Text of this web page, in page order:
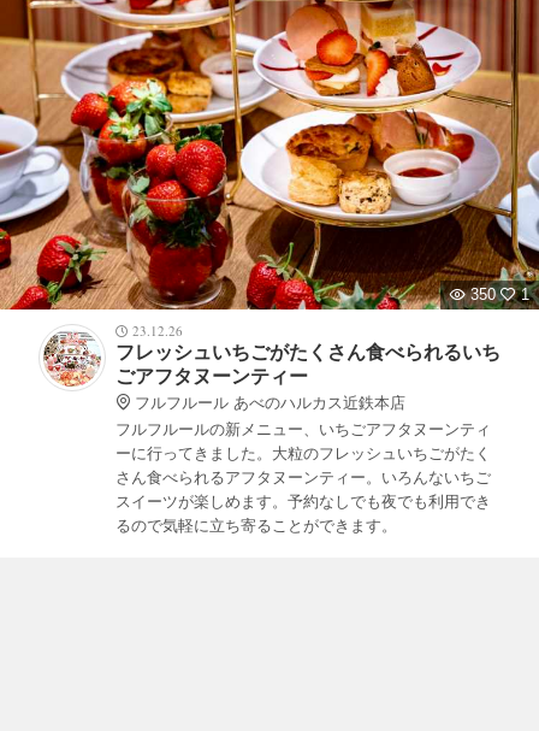
350
1
23.12.26
フレッシュいちごがたくさん食べられるいち
ごアフタヌーンティー
フルフルール あべのハルカス近鉄本店
フルフルールの新メニュー、いちごアフタヌーンティ
ーに行ってきました。大粒のフレッシュいちごがたく
さん食べられるアフタヌーンティー。いろんないちご
スイーツが楽しめます。予約なしでも夜でも利用でき
るので気軽に立ち寄ることができます。